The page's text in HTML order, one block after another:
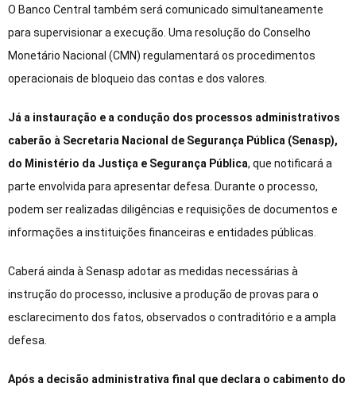
O Banco Central também será comunicado simultaneamente
para supervisionar a execução. Uma resolução do Conselho
Monetário Nacional (CMN) regulamentará os procedimentos
operacionais de bloqueio das contas e dos valores.
Já a instauração e a condução dos processos administrativos
caberão à Secretaria Nacional de Segurança Pública (Senasp),
do Ministério da Justiça e Segurança Pública, que notificará a
parte envolvida para apresentar defesa. Durante o processo,
podem ser realizadas diligências e requisições de documentos e
informações a instituições financeiras e entidades públicas.
Caberá ainda à Senasp adotar as medidas necessárias à
instrução do processo, inclusive a produção de provas para o
esclarecimento dos fatos, observados o contraditório e a ampla
defesa.
Após a decisão administrativa final que declara o cabimento do